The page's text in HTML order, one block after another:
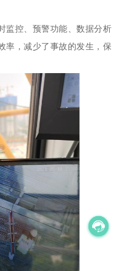
监控、预警功能、数据分析
率，减少了事故的发生，保